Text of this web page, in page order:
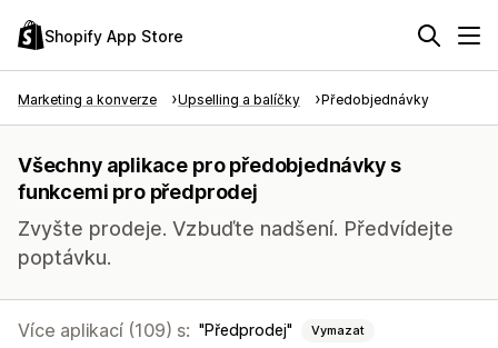
Shopify App Store
Marketing a konverze Upselling a balíčky Předobjednávky
Všechny aplikace pro předobjednávky s
funkcemi pro předprodej
Zvyšte prodeje. Vzbuďte nadšení. Předvídejte
poptávku.
Více aplikací (109) s: Předprodej Vymazat